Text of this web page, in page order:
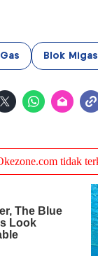
Gas Blok Migas